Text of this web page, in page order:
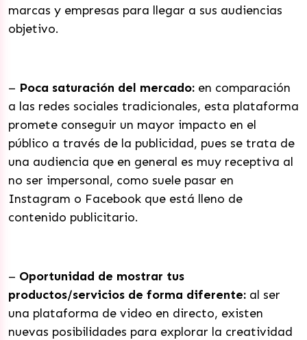
marcas y empresas para llegar a sus audiencias
objetivo.
– Poca saturación del mercado: en comparación
a las redes sociales tradicionales, esta plataforma
promete conseguir un mayor impacto en el
público a través de la publicidad, pues se trata de
una audiencia que en general es muy receptiva al
no ser impersonal, como suele pasar en
Instagram o Facebook que está lleno de
contenido publicitario.
– Oportunidad de mostrar tus
productos/servicios de forma diferente: al ser
una plataforma de video en directo, existen
nuevas posibilidades para explorar la creatividad